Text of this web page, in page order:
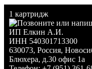
1 картридж
ИП Елкин А.И.
ИНН 540301713300
630073, Россия,
Блюхера, д.30 офис 1а